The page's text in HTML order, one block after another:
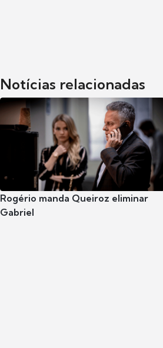
Notícias relacionadas
Rogério manda Queiroz eliminar
Gabriel